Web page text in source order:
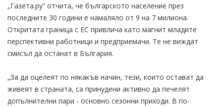
„Газета.ру” отчита, че българското население през
последните 30 години е намаляло от 9 на 7 милиона.
Откритата граница с ЕС привлича като магнит младите
перспективни работници и предприемачи. Те не виждат
смисъл да останат в България.
„За да оцелеят по някакъв начин, тези, които остават да
живеят в страната, са принудени активно да печелят
допълнителни пари - основно сезонни приходи. В по-